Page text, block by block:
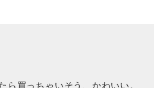
ら買っちゃいそう、かわいい。